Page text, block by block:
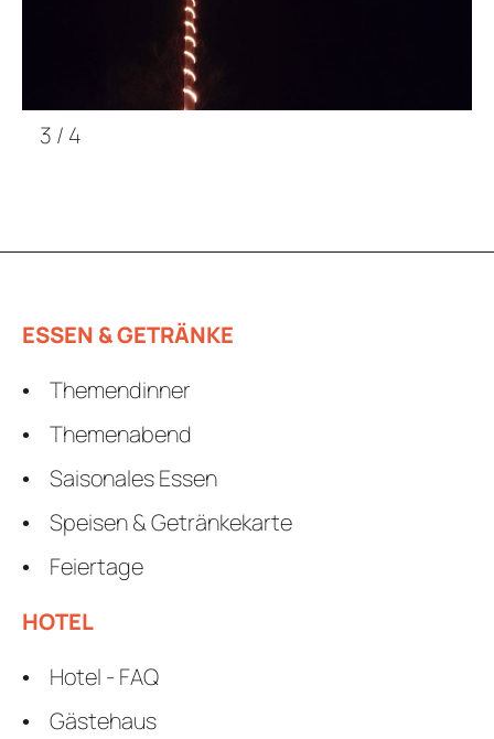
3 / 4
ESSEN & GETRÄNKE
Themendinner
Themenabend
Saisonales Essen
Speisen & Getränkekarte
Feiertage
HOTEL
Hotel - FAQ
Gästehaus